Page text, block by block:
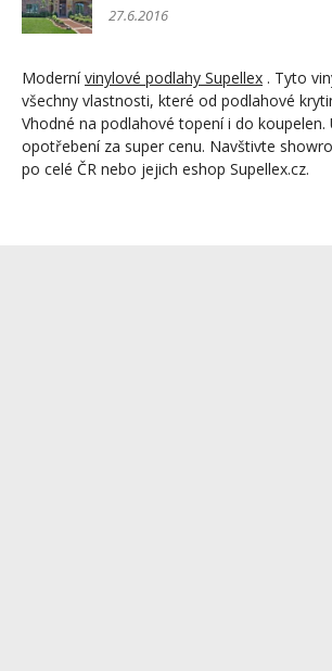
27.6.2016
Modernívinylové podlahy Supellex . Tyto
všechny vlastnosti, které od podlahové
Vhodné na podlahové topení i do
opotřebení za super cenu. Navštivte
po celé ČR nebo jejich eshop Supellex.cz.